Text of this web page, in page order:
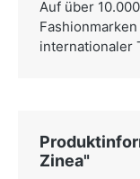
Auf über
internationaler
Zinea"